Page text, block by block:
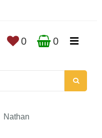
0 0
Nathan